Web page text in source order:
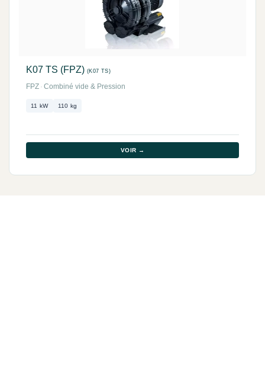
K07 TS (FPZ) (K07 TS)
FPZ · Combiné vide & Pression
11 kW 110 kg
VOIR →